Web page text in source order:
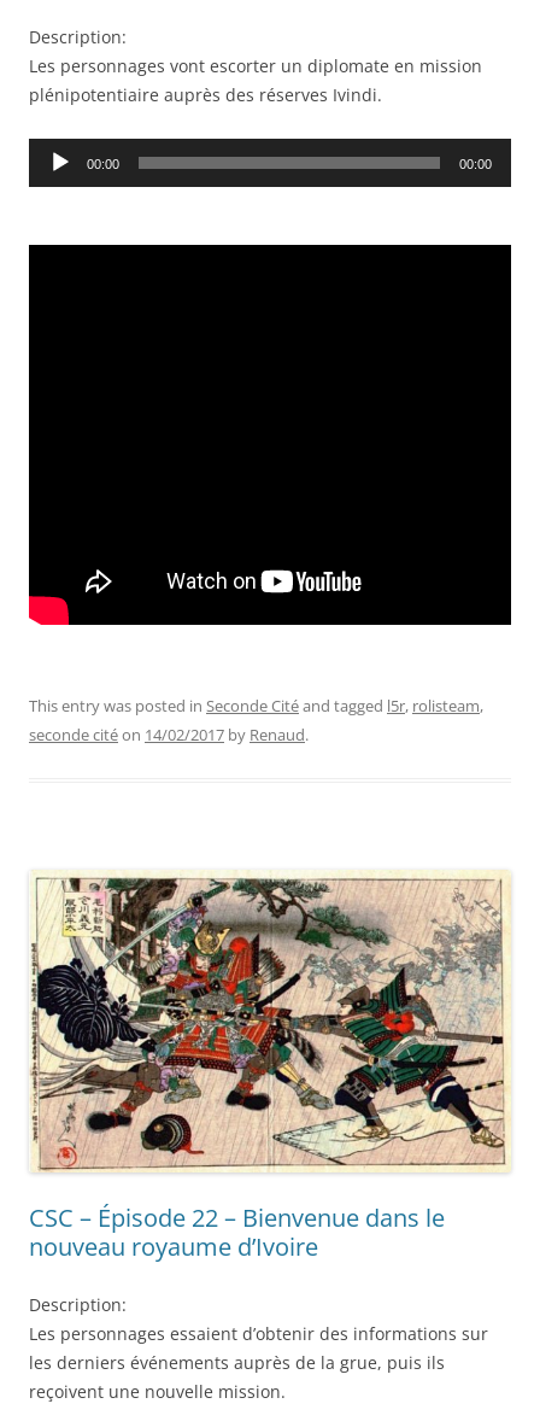
Description:
Les personnages vont escorter un diplomate en mission
plénipotentiaire auprès des réserves Ivindi.
Audio
00:00 00:00
This entry was posted in Seconde Citéand tagged l5r, rolisteam,
seconde citéon 14/02/2017 by Renaud.
CSC – Épisode 22 – Bienvenue dans le
nouveau royaume d’Ivoire
Description:
Les personnages essaient d’obtenir des informations sur
les derniers événements auprès de la grue, puis ils
reçoivent une nouvelle mission.